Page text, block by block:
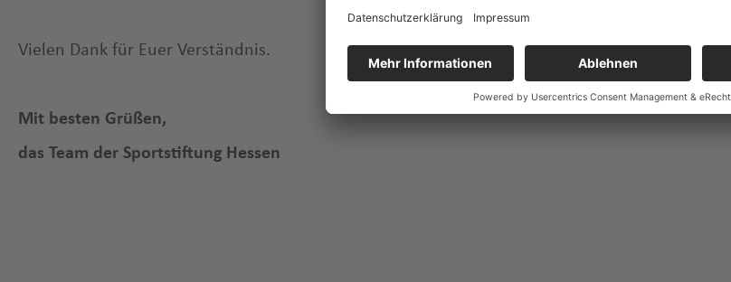
Vielen Dank für Euer Verständnis.
Mit besten Grüßen,
das Team der Sportstiftung Hessen